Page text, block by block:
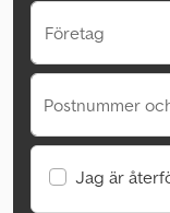
Företag
Postnummer
Jag är